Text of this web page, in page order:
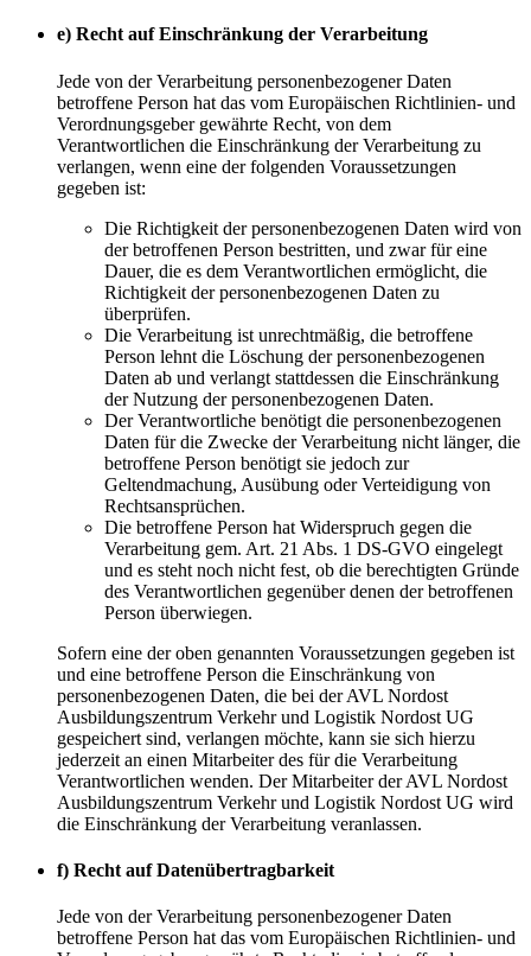
e) Recht auf Einschränkung der Verarbeitung
Jede von der Verarbeitung personenbezogener Daten
betroffene Person hat das vom Europäischen Richtlinien- und
Verordnungsgeber gewährte Recht, von dem
Verantwortlichen die Einschränkung der Verarbeitung zu
verlangen, wenn eine der folgenden Voraussetzungen
gegeben ist:
Die Richtigkeit der personenbezogenen Daten wird von
der betroffenen Person bestritten, und zwar für eine
Dauer, die es dem Verantwortlichen ermöglicht, die
Richtigkeit der personenbezogenen Daten zu
überprüfen.
Die Verarbeitung ist unrechtmäßig, die betroffene
Person lehnt die Löschung der personenbezogenen
Daten ab und verlangt stattdessen die Einschränkung
der Nutzung der personenbezogenen Daten.
Der Verantwortliche benötigt die personenbezogenen
Daten für die Zwecke der Verarbeitung nicht länger, die
betroffene Person benötigt sie jedoch zur
Geltendmachung, Ausübung oder Verteidigung von
Rechtsansprüchen.
Die betroffene Person hat Widerspruch gegen die
Verarbeitung gem. Art. 21 Abs. 1 DS-GVO eingelegt
und es steht noch nicht fest, ob die berechtigten Gründe
des Verantwortlichen gegenüber denen der betroffenen
Person überwiegen.
Sofern eine der oben genannten Voraussetzungen gegeben ist
und eine betroffene Person die Einschränkung von
personenbezogenen Daten, die bei der AVL Nordost
Ausbildungszentrum Verkehr und Logistik Nordost UG
gespeichert sind, verlangen möchte, kann sie sich hierzu
jederzeit an einen Mitarbeiter des für die Verarbeitung
Verantwortlichen wenden. Der Mitarbeiter der AVL Nordost
Ausbildungszentrum Verkehr und Logistik Nordost UG wird
die Einschränkung der Verarbeitung veranlassen.
f) Recht auf Datenübertragbarkeit
Jede von der Verarbeitung personenbezogener Daten
betroffene Person hat das vom Europäischen Richtlinien- und